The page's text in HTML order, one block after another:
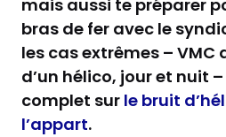
mais aussi te préparer
bras de fer avec le
les cas extrêmes –
d’un hélico, jour et nuit
complet sur le bruit
l’appart.